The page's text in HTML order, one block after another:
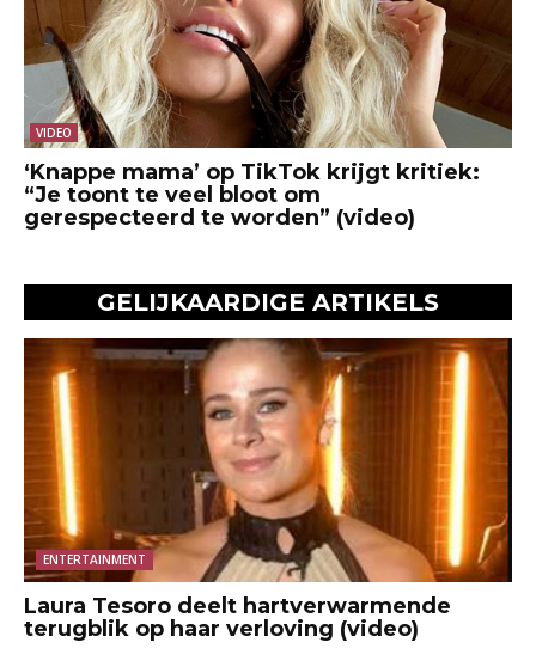
VIDEO
‘Knappe mama’ op TikTok krijgt kritiek:
“Je toont te veel bloot om
gerespecteerd te worden” (video)
GELIJKAARDIGE ARTIKELS
ENTERTAINMENT
Laura Tesoro deelt hartverwarmende
terugblik op haar verloving (video)